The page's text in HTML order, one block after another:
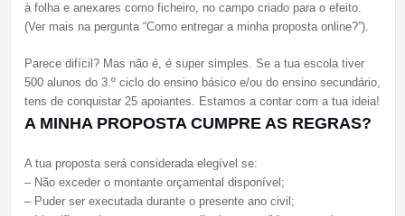
à folha e anexares como ficheiro, no campo criado para o efeito.
(Ver mais na pergunta “Como entregar a minha proposta online?”).
Parece difícil? Mas não é, é super simples. Se a tua escola tiver
500 alunos do 3.º ciclo do ensino básico e/ou do ensino secundário,
tens de conquistar 25 apoiantes. Estamos a contar com a tua ideia!
A MINHA PROPOSTA CUMPRE AS REGRAS?
A tua proposta será considerada elegível se:
– Não exceder o montante orçamental disponível;
– Puder ser executada durante o presente ano civil;